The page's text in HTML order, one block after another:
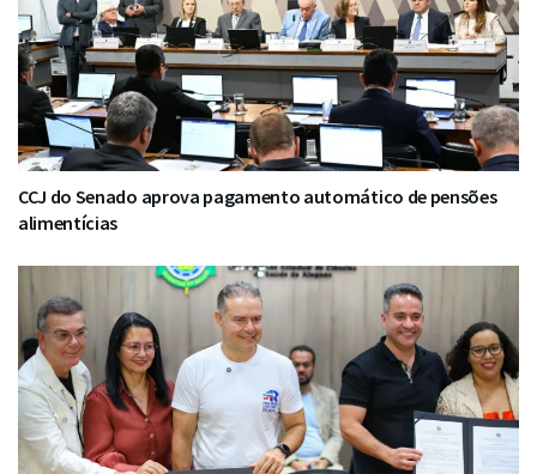
CCJ do Senado aprova pagamento automático de pensões
alimentícias